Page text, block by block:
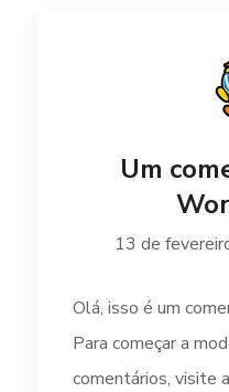
Um
13 de
Olá, isso é um
Para começar a
comentários, visite